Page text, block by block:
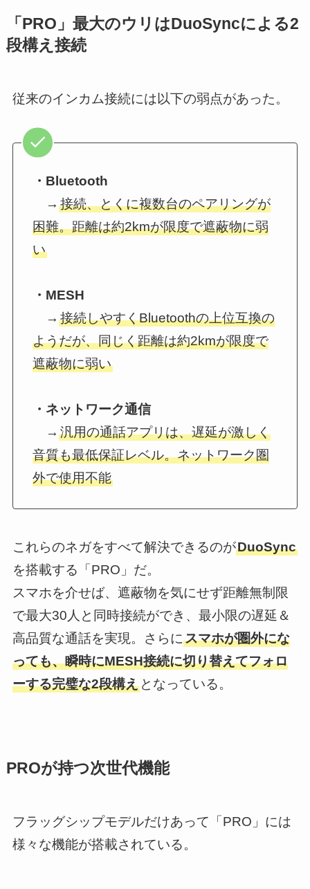
「PRO」最大のウリはDuoSyncによる2
段構え接続
従来のインカム接続には以下の弱点があった。
・Bluetooth
→接続、とくに複数台のペアリングが
困難。距離は約2kmが限度で遮蔽物に弱
い
・MESH
→接続しやすくBluetoothの上位互換の
ようだが、同じく距離は約2kmが限度で
遮蔽物に弱い
・ネットワーク通信
→汎用の通話アプリは、遅延が激しく
音質も最低保証レベル。ネットワーク圏
外で使用不能
これらのネガをすべて解決できるのがDuoSync
を搭載する「PRO」だ。
スマホを介せば、遮蔽物を気にせず距離無制限
で最大30人と同時接続ができ、最小限の遅延＆
高品質な通話を実現。さらにスマホが圏外にな
っても、瞬時にMESH接続に切り替えてフォロ
ーする完璧な2段構えとなっている。
PROが持つ次世代機能
フラッグシップモデルだけあって「PRO」には
様々な機能が搭載されている。